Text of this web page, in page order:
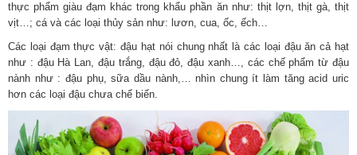
thực phẩm giàu đạm khác trong khẩu phần ăn như: thịt lợn, thịt gà, thịt
vịt…; cá và các loại thủy sản như: lươn, cua, ốc, ếch…
Các loại đạm thực vật: đậu hạt nói chung nhất là các loại đậu ăn cả hạt
như : đậu Hà Lan, đậu trắng, đậu đỏ, đậu xanh…, các chế phẩm từ đậu
nành như : đậu phụ, sữa dầu nành,… nhìn chung ít làm tăng acid uric
hơn các loại đậu chưa chế biến.